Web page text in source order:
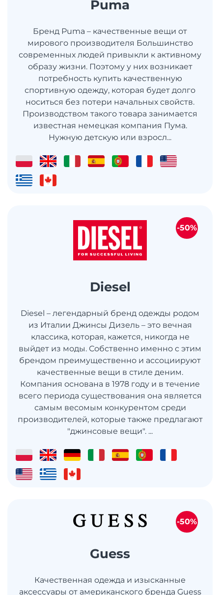
Puma
Бренд Puma – качественные вещи от
мирового производителя Большинство
современных людей привыкли к активному
образу жизни. Поэтому у них возникает
потребность купить качественную
спортивную одежду, которая будет долго
носиться без потери начальных свойств.
Производством такого товара занимается
известная немецкая компания Пума.
Нужную детскую или взросл...
Diesel
Diesel – легендарный бренд одежды родом
из Италии Джинсы Дизель – это вечная
классика, которая, кажется, никогда не
выйдет из моды. Собственно именно с этим
брендом преимущественно и ассоциируют
качественные вещи в стиле деним.
Компания основана в 1978 году и в течение
всего периода существования она является
самым весомым конкурентом среди
производителей, которые также предлагают
"джинсовые вещи". ...
-50%
Guess
Качественная одежда и изысканные
аксессуары от американского бренда Guess
-50%